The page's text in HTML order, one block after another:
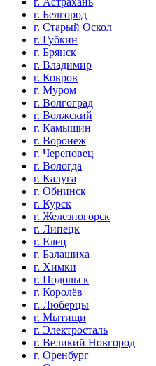
г. Белгород
г. Старый Оскол
г. Губкин
г. Брянск
г. Владимир
г. Ковров
г. Муром
г. Волгоград
г. Волжский
г. Камышин
г. Воронеж
г. Череповец
г. Вологда
г. Калуга
г. Обнинск
г. Курск
г. Железногорск
г. Липецк
г. Елец
г. Балашиха
г. Химки
г. Подольск
г. Королёв
г. Люберцы
г. Мытищи
г. Электросталь
г. Великий Новгород
г. Оренбург